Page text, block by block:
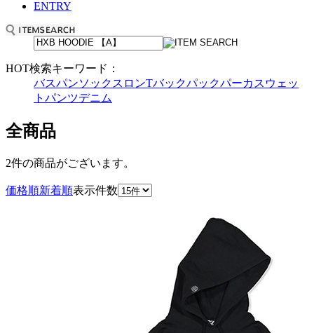
ENTRY
HOT検索キーワード：
バスパンソックス ロンTバックパックパーカ スウェッ
トパンツデニム
全商品
2件の商品がございます。
価格順新着順表示件数